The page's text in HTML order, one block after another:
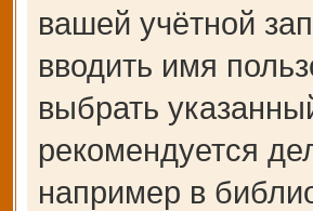
вашей учётной
вводить имя
выбрать
рекомендуется
например в